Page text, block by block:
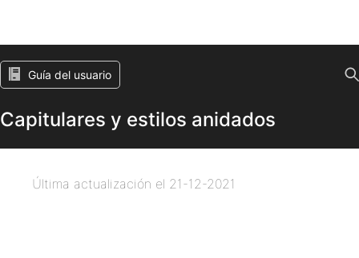
Guía del usuario
Capitulares y estilos anidados
Última actualización el 21-12-2021